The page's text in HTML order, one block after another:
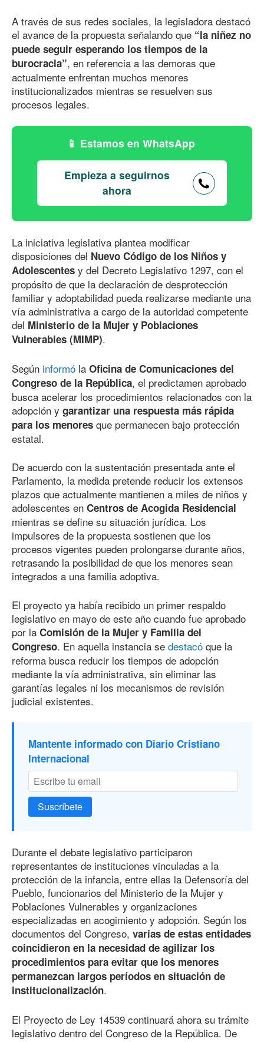
A través de sus redes sociales, la legisladora destacó
el avance de la propuesta señalando que “la niñez no
puede seguir esperando los tiempos de la
burocracia”, en referencia a las demoras que
actualmente enfrentan muchos menores
institucionalizados mientras se resuelven sus
procesos legales.
Estamos en WhatsApp
Empieza a seguirnos
ahora
La iniciativa legislativa plantea modificar
disposiciones del Nuevo Código de los Niños y
Adolescentes y del Decreto Legislativo 1297, con el
propósito de que la declaración de desprotección
familiar y adoptabilidad pueda realizarse mediante una
vía administrativa a cargo de la autoridad competente
del Ministerio de la Mujer y Poblaciones
Vulnerables (MIMP).
Según informó la Oficina de Comunicaciones del
Congreso de la República, el predictamen aprobado
busca acelerar los procedimientos relacionados con la
adopción y garantizar una respuesta más rápida
para los menores que permanecen bajo protección
estatal.
De acuerdo con la sustentación presentada ante el
Parlamento, la medida pretende reducir los extensos
plazos que actualmente mantienen a miles de niños y
adolescentes en Centros de Acogida Residencial
mientras se define su situación jurídica. Los
impulsores de la propuesta sostienen que los
procesos vigentes pueden prolongarse durante años,
retrasando la posibilidad de que los menores sean
integrados a una familia adoptiva.
El proyecto ya había recibido un primer respaldo
legislativo en mayo de este año cuando fue aprobado
por la Comisión de la Mujer y Familia del
Congreso. En aquella instancia se destacó que la
reforma busca reducir los tiempos de adopción
mediante la vía administrativa, sin eliminar las
garantías legales ni los mecanismos de revisión
judicial existentes.
Mantente informado con Diario Cristiano
Internacional
Suscríbete
Durante el debate legislativo participaron
representantes de instituciones vinculadas a la
protección de la infancia, entre ellas la Defensoría del
Pueblo, funcionarios del Ministerio de la Mujer y
Poblaciones Vulnerables y organizaciones
especializadas en acogimiento y adopción. Según los
documentos del Congreso, varias de estas entidades
coincidieron en la necesidad de agilizar los
procedimientos para evitar que los menores
permanezcan largos períodos en situación de
institucionalización.
El Proyecto de Ley 14539 continuará ahora su trámite
legislativo dentro del Congreso de la República. De